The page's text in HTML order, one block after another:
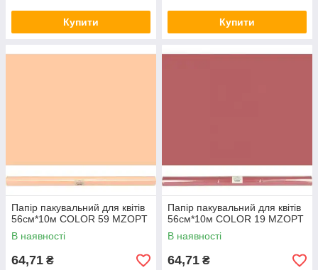
Купити Купити
Папір пакувальний для квітів
56см*10м COLOR 59 MZOPT
В наявності
64,71 ₴
Папір пакувальний для квітів
56см*10м COLOR 19 MZOPT
В наявності
64,71 ₴